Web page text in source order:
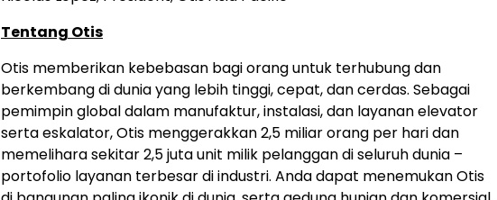
Tentang Otis
Otis memberikan kebebasan bagioranguntuk terhubung dan
berkembang di dunia yang lebih tinggi, cepat, dan cerdas. Sebagai
pemimpin global dalam manufaktur, instalasi, dan layanan elevator
serta eskalator, Otis menggerakkan 2,5 miliar orang per hari dan
memelihara sekitar 2,5 juta unit milik pelanggan di seluruh dunia –
portofolio layanan terbesar di industri. Anda dapat menemukan Otis